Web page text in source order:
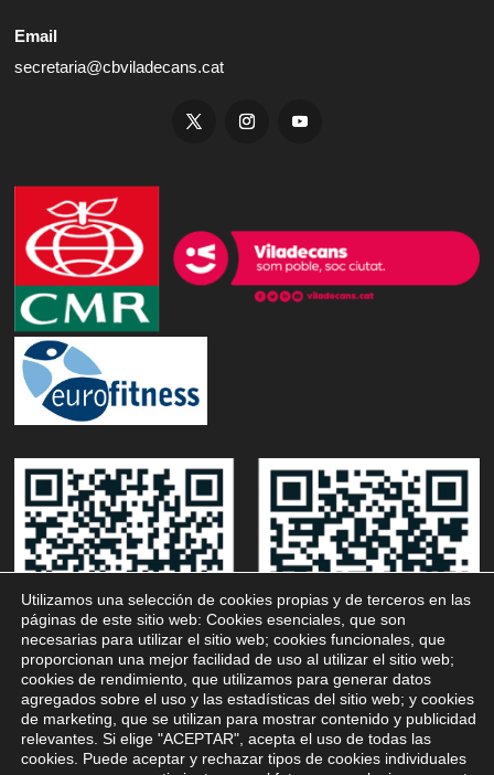
Email
secretaria@cbviladecans.cat
Utilizamos una selección de cookies propias y de terceros en las
páginas de este sitio web: Cookies esenciales, que son
necesarias para utilizar el sitio web; cookies funcionales, que
proporcionan una mejor facilidad de uso al utilizar el sitio web;
cookies de rendimiento, que utilizamos para generar datos
agregados sobre el uso y las estadísticas del sitio web; y cookies
de marketing, que se utilizan para mostrar contenido y publicidad
relevantes. Si elige "ACEPTAR", acepta el uso de todas las
cookies. Puede aceptar y rechazar tipos de cookies individuales